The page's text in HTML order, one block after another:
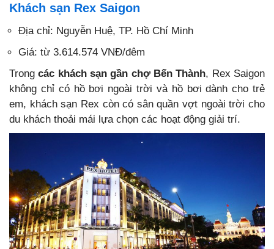
Khách sạn Rex Saigon
Địa chỉ: Nguyễn Huệ, TP. Hồ Chí Minh
Giá: từ 3.614.574 VNĐ/đêm
Trongcác khách sạn gần chợ Bến Thành, Rex Saigon
không chỉ có hồ bơi ngoài trời và hồ bơi dành cho trẻ
em, khách sạn Rex còn có sân quần vợt ngoài trời cho
du khách thoải mái lựa chọn các hoạt động giải trí.